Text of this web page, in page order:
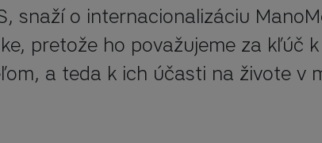
snaží o internacionalizáciu
pretože ho považujeme za kľúč k
a teda k ich účasti na živote v